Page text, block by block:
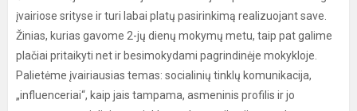
įvairiose srityse ir turi labai platų pasirinkimą realizuojant save.
Žinias, kurias gavome 2-jų dienų mokymų metu, taip pat galime
plačiai pritaikyti net ir besimokydami pagrindinėje mokykloje.
Palietėme įvairiausias temas: socialinių tinklų komunikacija,
„influenceriai“, kaip jais tampama, asmeninis profilis ir jo